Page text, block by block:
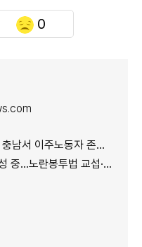
0
이주노동자 존중 캠페인
투법 교섭·쟁의 기준 구체화"